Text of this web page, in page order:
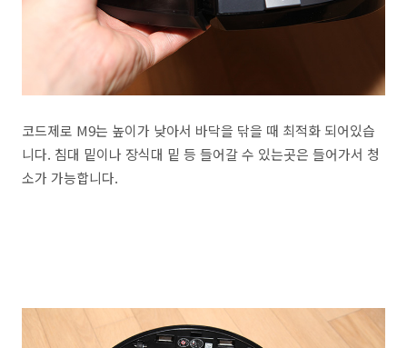
코드제로 M9는 높이가 낮아서 바닥을 닦을 때 최적화 되어있습
니다. 침대 밑이나 장식대 밑 등 들어갈 수 있는곳은 들어가서 청
소가 가능합니다.